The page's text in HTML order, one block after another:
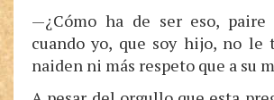
—¿Cómo ha de ser eso,
cuando yo, que soy hijo, no le
naiden ni más respeto que a su